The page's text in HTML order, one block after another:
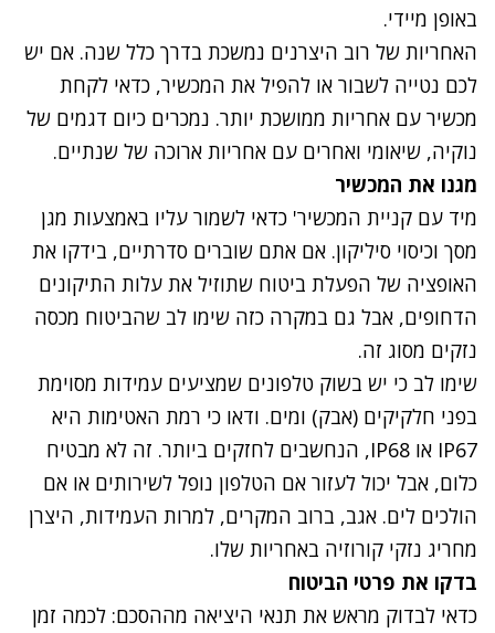
באופן מיידי.
האחריות של רוב היצרנים נמשכת בדרך כלל שנה. אם יש
לכם נטייה לשבור או להפיל את המכשיר, כדאי לקחת
מכשיר עם אחריות ממושכת יותר. נמכרים כיום דגמים של
נוקיה, שיאומי ואחרים עם אחריות ארוכה של שנתיים.
מגנו את המכשיר
מיד עם קניית המכשיר' כדאי לשמור עליו באמצעות מגן
מסך וכיסוי סיליקון. אם אתם שוברים סדרתיים, בידקו את
האופציה של הפעלת ביטוח שתוזיל את עלות התיקונים
הדחופים, אבל גם במקרה כזה שימו לב שהביטוח מכסה
נזקים מסוג זה.
שימו לב כי יש בשוק טלפונים שמציעים עמידות מסוימת
בפני חלקיקים (אבק) ומים. ודאו כי רמת האטימות היא
IP67 או IP68, הנחשבים לחזקים ביותר. זה לא מבטיח
כלום, אבל יכול לעזור אם הטלפון נופל לשירותים או אם
הולכים לים. אגב, ברוב המקרים, למרות העמידות, היצרן
מחריג נזקי קורוזיה באחריות שלו.
בדקו את פרטי הביטוח
כדאי לבדוק מראש את תנאי היציאה מההסכם: לכמה זמן